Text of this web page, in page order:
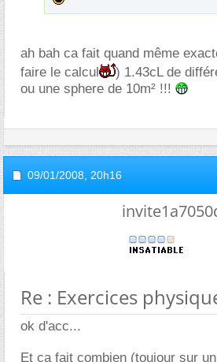
ah bah ca fait quand même
faire le calcul
) 1.43cL de
ou une sphere de 10m² !!!
09/01/2008, 20h16
Re : Exercices
ok d'acc...
Et ça fait combien (toujour sur